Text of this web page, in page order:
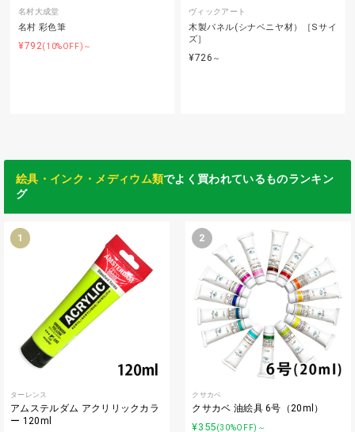
名村大成堂
名村 彩色筆
¥792(10%OFF)～
ヴィックアート
木製パネル(シナベニヤ材）［Sサイ
ズ］
¥726 ～
絵具・インク・メディウム類でよく買われているものランキン
グ
1
ターレンス
アムステルダム アクリリックカラ
ー 120ml
2
クサカベ
クサカベ 油絵具 6号（20ml）
¥355(30%OFF)～